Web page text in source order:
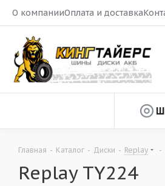
О компанииОплата и доставка
Главная - Каталог - Диски - Replay -
Replay TY224